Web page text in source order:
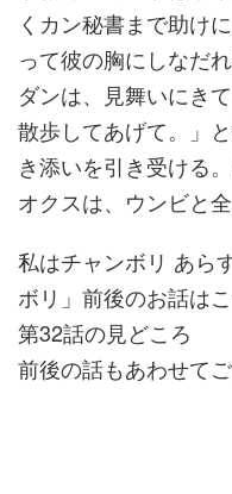
くカン秘書まで助け
って彼の胸にしなだ
ダンは、見舞いにき
散歩してあげて。」
き添いを引き受ける
オクスは、ウンビと
私はチャンボリ あら
ボリ」前後のお話は
第32話の見どころ
前後の話もあわせてご